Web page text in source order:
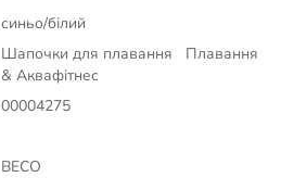
синьо/білий
Шапочки для плавання
Плавання
& Аквафітнес
00004275
BECO